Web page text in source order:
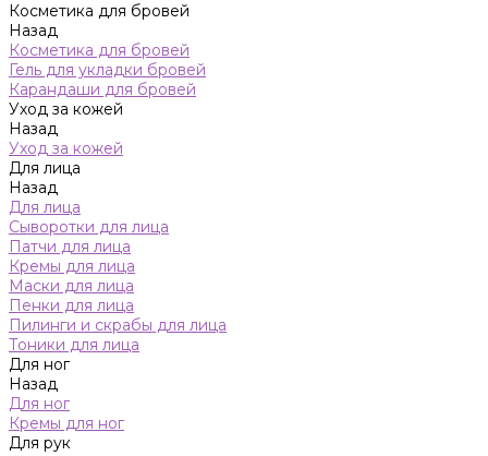
Косметика для бровей
Назад
Косметика для бровей
Гель для укладки бровей
Карандаши для бровей
Уход за кожей
Назад
Уход за кожей
Для лица
Назад
Для лица
Сыворотки для лица
Патчи для лица
Кремы для лица
Маски для лица
Пенки для лица
Пилинги и скрабы для лица
Тоники для лица
Для ног
Назад
Для ног
Кремы для ног
Для рук